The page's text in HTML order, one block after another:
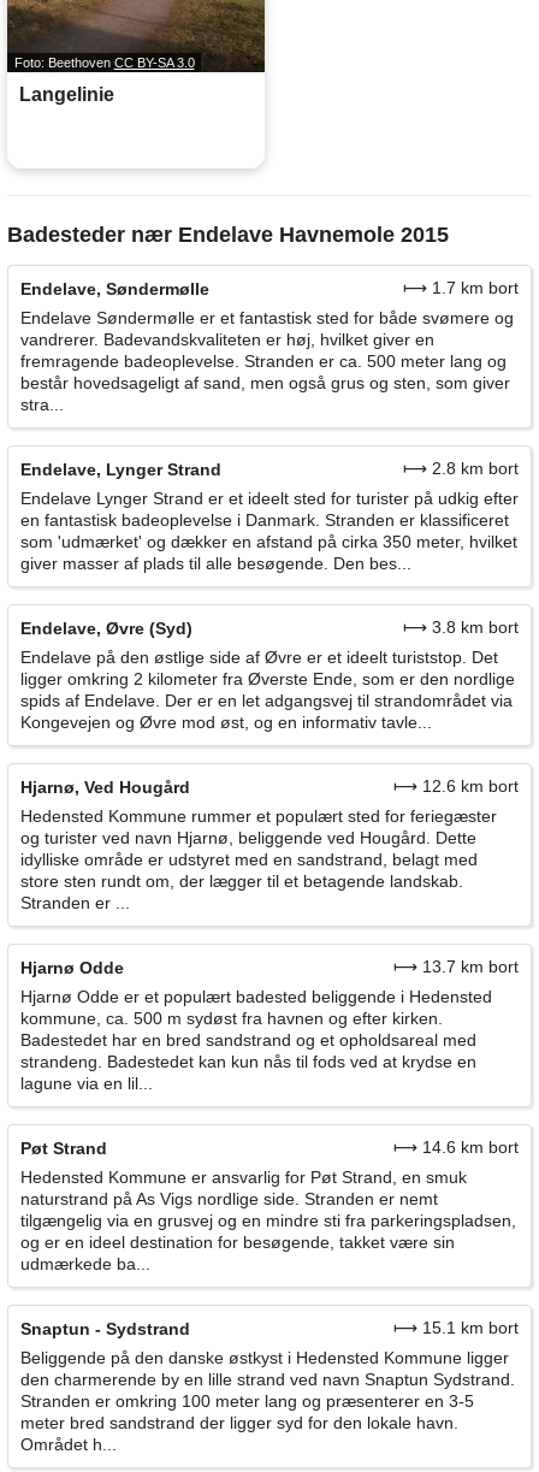
Foto: Beethoven CC BY-SA 3.0
Langelinie
Badesteder nær Endelave Havnemole 2015
Endelave, Søndermølle
⟼ 1.7 km bort
Endelave Søndermølle er et fantastisk sted for både svømere og
vandrerer. Badevandskvaliteten er høj, hvilket giver en
fremragende badeoplevelse. Stranden er ca. 500 meter lang og
består hovedsageligt af sand, men også grus og sten, som giver
stra...
Endelave, Lynger Strand
⟼ 2.8 km bort
Endelave Lynger Strand er et ideelt sted for turister på udkig efter
en fantastisk badeoplevelse i Danmark. Stranden er klassificeret
som 'udmærket' og dækker en afstand på cirka 350 meter, hvilket
giver masser af plads til alle besøgende. Den bes...
Endelave, Øvre (Syd)
⟼ 3.8 km bort
Endelave på den østlige side af Øvre er et ideelt turiststop. Det
ligger omkring 2 kilometer fra Øverste Ende, som er den nordlige
spids af Endelave. Der er en let adgangsvej til strandområdet via
Kongevejen og Øvre mod øst, og en informativ tavle...
Hjarnø, Ved Hougård
⟼ 12.6 km bort
Hedensted Kommune rummer et populært sted for feriegæster
og turister ved navn Hjarnø, beliggende ved Hougård. Dette
idylliske område er udstyret med en sandstrand, belagt med
store sten rundt om, der lægger til et betagende landskab.
Stranden er ...
Hjarnø Odde
⟼ 13.7 km bort
Hjarnø Odde er et populært badested beliggende i Hedensted
kommune, ca. 500 m sydøst fra havnen og efter kirken.
Badestedet har en bred sandstrand og et opholdsareal med
strandeng. Badestedet kan kun nås til fods ved at krydse en
lagune via en lil...
Pøt Strand
⟼ 14.6 km bort
Hedensted Kommune er ansvarlig for Pøt Strand, en smuk
naturstrand på As Vigs nordlige side. Stranden er nemt
tilgængelig via en grusvej og en mindre sti fra parkeringspladsen,
og er en ideel destination for besøgende, takket være sin
udmærkede ba...
Snaptun - Sydstrand
⟼ 15.1 km bort
Beliggende på den danske østkyst i Hedensted Kommune ligger
den charmerende by en lille strand ved navn Snaptun Sydstrand.
Stranden er omkring 100 meter lang og præsenterer en 3-5
meter bred sandstrand der ligger syd for den lokale havn.
Området h...